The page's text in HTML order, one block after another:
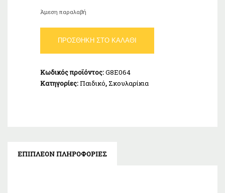
Άμεση παραλαβή
Παιδικά
Χρυσά
ποσότητα
ΠΡΟΣΘΉΚΗ ΣΤΟ ΚΑΛΆΘΙ
Κωδικός προϊόντος:G8E064
Κατηγορίες:Παιδικό, Σκουλαρίκια
ΕΠΙΠΛΈΟΝ ΠΛΗΡΟΦΟΡΊΕΣ